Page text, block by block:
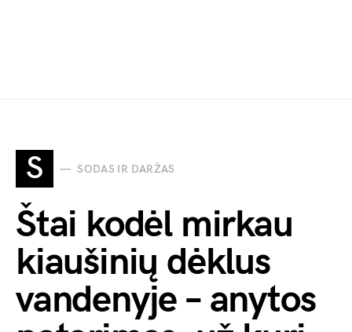
S SODAS IR DARŽAS
Štai kodėl mirkau
kiaušinių dėklus
vandenyje – anytos